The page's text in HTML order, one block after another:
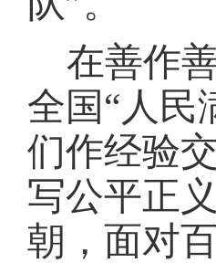
在善作
全国“人民
们作经验
写公平正
朝，面对